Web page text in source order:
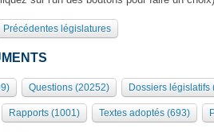
organes
l'Assemblée
des Présidents Bureau Collège des
Bourbon
Précédentes législatures
Questions (20252) Dossiers législatifs
Rapports (1001) Textes adoptés (693)